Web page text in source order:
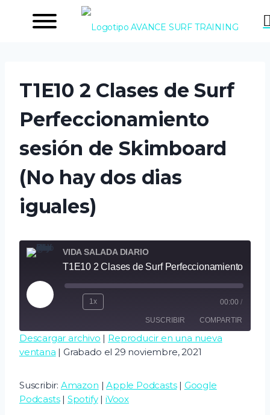
T1E10 2 Clases de Surf
Perfeccionamiento
sesión de Skimboard
(No hay dos dias
iguales)
VIDA SALADA DIARIO
R
e
r
o
u
c
1x 00:00 /
SUSCRIBIR COMPARTIR
Amazon Apple Podcasts
COMPART
ENLACE
INCRUSTA
Descargar archivo | Reproducir en una nueva
ventana | Grabado el 29 noviembre, 2021
Suscribir: Amazon |Apple Podcasts| Google
Podcasts| Spotify| iVoox